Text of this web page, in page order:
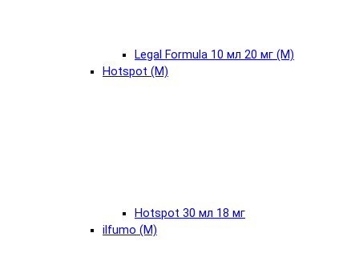
Legal Formula 10 мл 20 мг (М)
Hotspot (М)
Hotspot 30 мл 18 мг
ilfumo (М)